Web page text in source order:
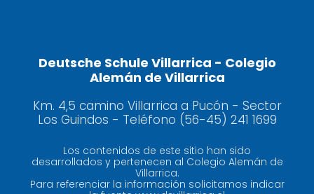
Deutsche Schule Villarrica - Colegio
Alemán de Villarrica
Km. 4,5 camino Villarrica a Pucón - Sector
Los Guindos - Teléfono (56-45) 241 1699
Los contenidos de este sitio han sido
desarrollados y pertenecen al Colegio Alemán de
Villarrica.
Para referenciar la información solicitamos indicar